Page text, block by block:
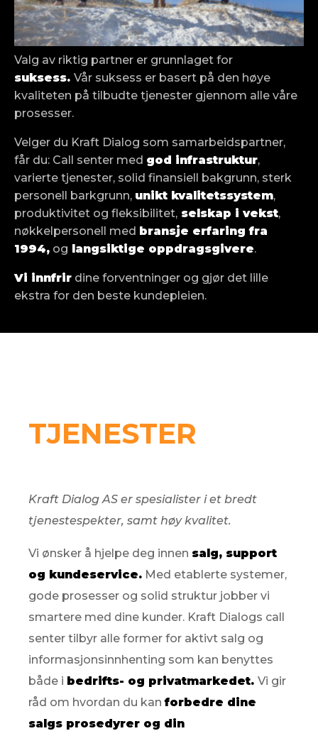
Valg av riktig partner er grunnlaget for
suksess. Vår suksess er basert på den høye
kvaliteten på tilbudte tjenester gjennom alle våre
prosesser.
Velger du Kraft Dialog som samarbeidspartner,
får du: Call senter med god infrastruktur,
varierte tjenester, solid finansiell bakgrunn, sterk
personell barkgrunn, unikt kvalitetssystem,
produktivitet og fleksibilitet, selskap i vekst,
nøkkelpersonell med bransje erfaring fra
1994, og langsiktige oppdragsgivere.
Vi innfrir dine forventninger og gjør det lille
ekstra for den beste kundepleien.
TJENESTER
Kraft Dialog AS er spesialister i et bredt
tjenestespekter, samt høy kvalitet.
Vi ønsker å hjelpe deg innen salg, support
og kundeservice. Med etablerte systemer,
gode prosesser og solid struktur jobber vi
smartere med dine kunder. Kraft Dialogs call
senter tilbyr alle former for aktivt salg og
informasjonsinnhenting som kan benyttes
både i bedrifts- og privatmarkedet. Vi gir
råd om hvordan du kanforbedre dine
salgs prosedyrer og din